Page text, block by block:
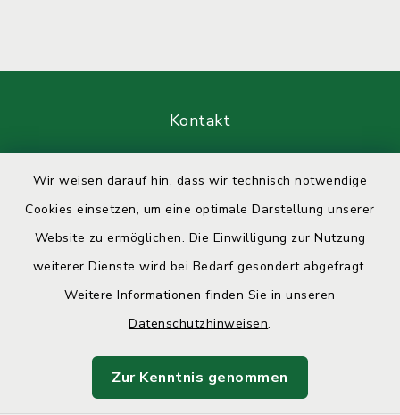
Wir weisen darauf hin, dass wir technisch notwendige
Cookies einsetzen, um eine optimale Darstellung unserer
Website zu ermöglichen. Die Einwilligung zur Nutzung
weiterer Dienste wird bei Bedarf gesondert abgefragt.
Weitere Informationen finden Sie in unseren
Datenschutzhinweisen.
Zur Kenntnis genommen
Kontakt
Datenschutz
Impressum
Cookie-Einstellungen